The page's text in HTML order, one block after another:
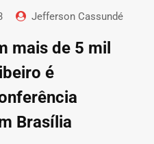
Jefferson Cassundé
mais de 5 mil
é
Brasília